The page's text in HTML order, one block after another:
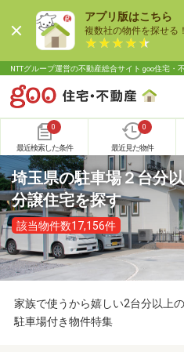
アプリ版はこちら
複数社の物件を探せる！
NTTグループ運営の不動産総合サイト goo住宅・
0
最近検索した条件
0
最近見た物件
埼玉県の駐車場２台分
分譲住宅を探す
該当物件数17,156件
家族で使うから嬉しい2台分以上の
駐車場付き物件特集